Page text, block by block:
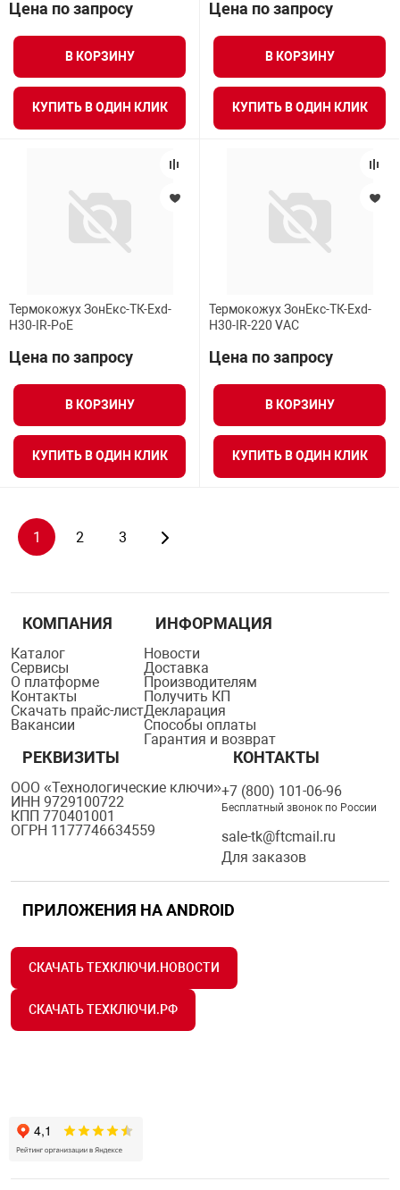
Цена по запросу
В КОРЗИНУ
КУПИТЬ В ОДИН КЛИК
Цена по запросу
В КОРЗИНУ
КУПИТЬ В ОДИН КЛИК
Термокожух ЗонЕкс-ТК-Exd-
Н30-IR-PoE
Цена по запросу
В КОРЗИНУ
КУПИТЬ В ОДИН КЛИК
Термокожух ЗонЕкс-ТК-Exd-
Н30-IR-220 VАС
Цена по запросу
В КОРЗИНУ
КУПИТЬ В ОДИН КЛИК
1 2 3
КОМПАНИЯ
Каталог
Сервисы
О платформе
Контакты
Скачать прайс-лист
Вакансии
ИНФОРМАЦИЯ
Новости
Доставка
Производителям
Получить КП
Декларация
Способы оплаты
Гарантия и возврат
РЕКВИЗИТЫ
ООО «Технологические ключи»
ИНН 9729100722
КПП 770401001
ОГРН 1177746634559
КОНТАКТЫ
+7 (800) 101-06-96
Бесплатный звонок по России
sale-tk@ftcmail.ru
Для заказов
ПРИЛОЖЕНИЯ НА ANDROID
СКАЧАТЬ ТЕХКЛЮЧИ.НОВОСТИ
СКАЧАТЬ ТЕХКЛЮЧИ.РФ